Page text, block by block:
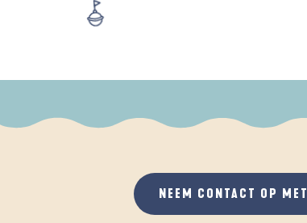
NEEM CONTACT OP MET